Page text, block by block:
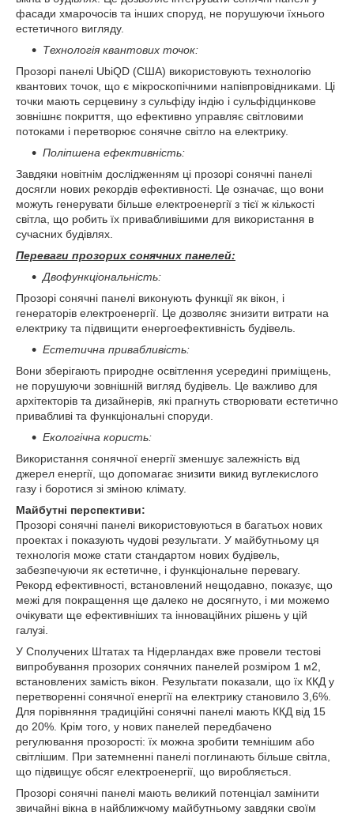
фасади хмарочосів та інших споруд, не порушуючи їхнього
естетичного вигляду.
Технологія квантових точок:
Прозорі панелі UbiQD (США) використовують технологію
квантових точок, що є мікроскопічними напівпровідниками. Ці
точки мають серцевину з сульфіду індію і сульфідцинкове
зовнішнє покриття, що ефективно управляє світловими
потоками і перетворює сонячне світло на електрику.
Поліпшена ефективність:
Завдяки новітнім дослідженням ці прозорі сонячні панелі
досягли нових рекордів ефективності. Це означає, що вони
можуть генерувати більше електроенергії з тієї ж кількості
світла, що робить їх привабливішими для використання в
сучасних будівлях.
Переваги прозорих сонячних панелей:
Двофункціональність:
Прозорі сонячні панелі виконують функції як вікон, і
генераторів електроенергії. Це дозволяє знизити витрати на
електрику та підвищити енергоефективність будівель.
Естетична привабливість:
Вони зберігають природне освітлення усередині приміщень,
не порушуючи зовнішній вигляд будівель. Це важливо для
архітекторів та дизайнерів, які прагнуть створювати естетично
привабливі та функціональні споруди.
Екологічна користь:
Використання сонячної енергії зменшує залежність від
джерел енергії, що допомагає знизити викид вуглекислого
газу і боротися зі зміною клімату.
Майбутні перспективи:
Прозорі сонячні панелі використовуються в багатьох нових
проектах і показують чудові результати. У майбутньому ця
технологія може стати стандартом нових будівель,
забезпечуючи як естетичне, і функціональне перевагу.
Рекорд ефективності, встановлений нещодавно, показує, що
межі для покращення ще далеко не досягнуто, і ми можемо
очікувати ще ефективніших та інноваційних рішень у цій
галузі.
У Сполучених Штатах та Нідерландах вже провели тестові
випробування прозорих сонячних панелей розміром 1 м2,
встановлених замість вікон. Результати показали, що їх ККД у
перетворенні сонячної енергії на електрику становило 3,6%.
Для порівняння традиційні сонячні панелі мають ККД від 15
до 20%. Крім того, у нових панелей передбачено
регулювання прозорості: їх можна зробити темнішим або
світлішим. При затемненні панелі поглинають більше світла,
що підвищує обсяг електроенергії, що виробляється.
Прозорі сонячні панелі мають великий потенціал замінити
звичайні вікна в найближчому майбутньому завдяки своїм